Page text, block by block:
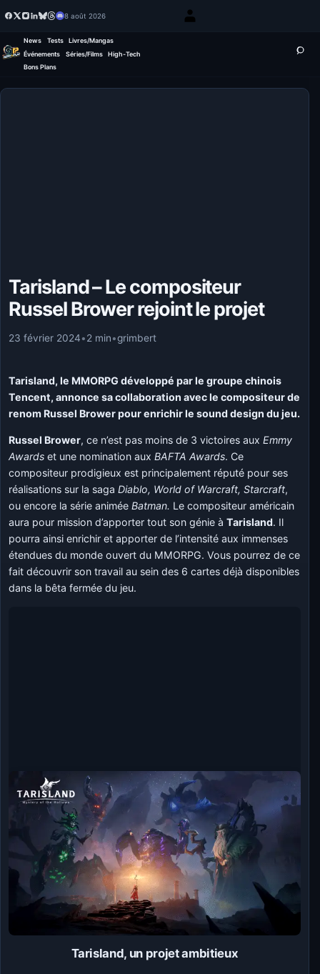
8 août 2026
News Tests
Livres/Mangas
Événements
Séries/Films
High-Tech
Bons Plans
Tarisland – Le compositeur
Russel Brower rejoint le projet
23 février 2024•2 min•grimbert
Tarisland, le MMORPG développé par le groupe chinois
Tencent, annonce sa collaboration avec le compositeur de
renom Russel Brower pour enrichir le sound design du jeu.
Russel Brower, ce n’est pas moins de 3 victoires auxEmmy
Awards et une nomination auxBAFTA Awards. Ce
compositeur prodigieux est principalement réputé pour ses
réalisations sur la sagaDiablo, World of Warcraft, Starcraft,
ou encore la série animéeBatman. Le compositeur américain
aura pour mission d’apporter tout son génie àTarisland. Il
pourra ainsi enrichir et apporter de l’intensité aux immenses
étendues du monde ouvert du MMORPG. Vous pourrez de ce
fait découvrir son travail au sein des 6 cartes déjà disponibles
dans la bêta fermée du jeu.
Tarisland, un projet ambitieux